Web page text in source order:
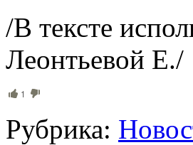
/В тексте
Леонтьевой Е./
1
Рубрика: